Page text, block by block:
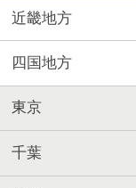
近畿地方
四国地方
東京
千葉